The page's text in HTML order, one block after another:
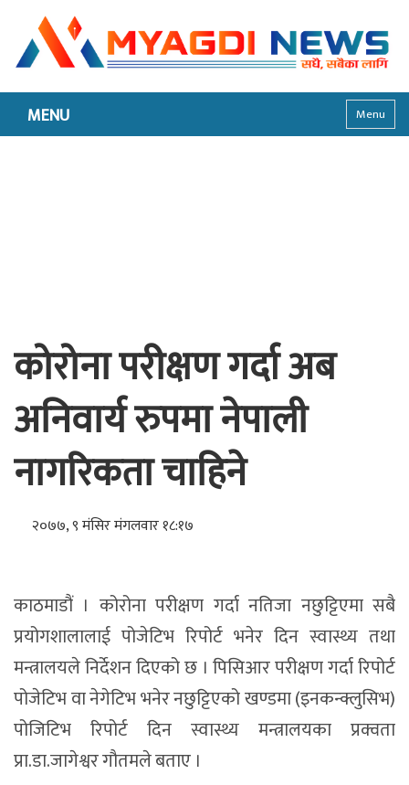
MENU Menu
कोरोना परीक्षण गर्दा अब
अनिवार्य रुपमा नेपाली
नागरिकता चाहिने
२०७७, ९ मंसिर मंगलवार १८:१७
काठमाडौं । कोरोना परीक्षण गर्दा नतिजा नछुट्टिएमा सबै
प्रयोगशालालाई पोजेटिभ रिपोर्ट भनेर दिन स्वास्थ्य तथा
मन्त्रालयले निर्देशन दिएको छ । पिसिआर परीक्षण गर्दा रिपोर्ट
पोजेटिभ वा नेगेटिभ भनेर नछुट्टिएको खण्डमा (इनकन्क्लुसिभ)
पोजिटिभ रिपोर्ट दिन स्वास्थ्य मन्त्रालयका प्रक्वता
प्रा.डा.जागेश्वर गौतमले बताए ।